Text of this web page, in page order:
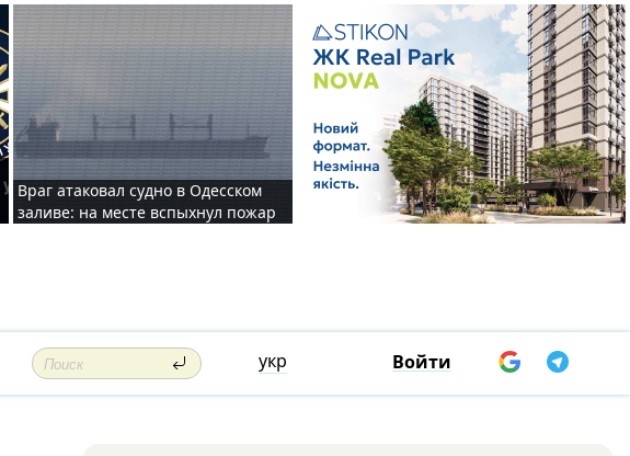
Враг атаковал судно в Одесском
заливе: на месте вспыхнул пожар
укр Войти